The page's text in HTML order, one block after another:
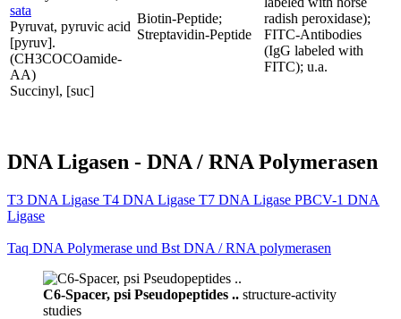
sata
Pyruvat, pyruvic acid
[pyruv].
(CH3COCOamide-
AA)
Succinyl, [suc]
Biotin-Peptide;
Streptavidin-Peptide
radish peroxidase);
FITC-Antibodies
(IgG labeled with
FITC); u.a.
DNA Ligasen - DNA / RNA Polymerasen
T3 DNA Ligase T4 DNA Ligase T7 DNA Ligase PBCV-1 DNA
Ligase
Taq DNA Polymerase und Bst DNA / RNA polymerasen
C6-Spacer, psi Pseudopeptides .. structure-activity
studies